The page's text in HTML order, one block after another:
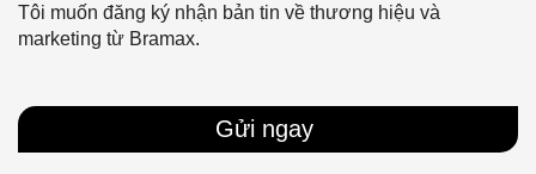
Tôi muốn đăng ký nhận bản tin về thương hiệu và
marketing từ Bramax.
Gửi ngay